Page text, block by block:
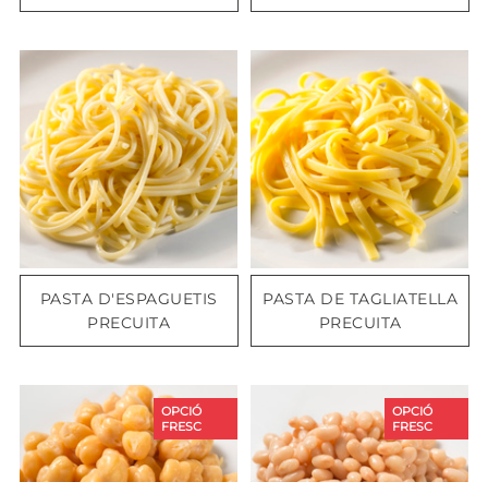
PASTA D'ESPAGUETIS
PRECUITA
PASTA DE TAGLIATELLA
PRECUITA
OPCIÓ
FRESC
OPCIÓ
FRESC